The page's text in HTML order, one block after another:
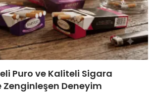
Puro ve Kaliteli Sigara
Zenginleşen Deneyim